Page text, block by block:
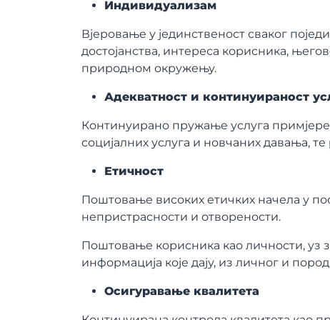
Индивидуализам
Вјеровање у јединственост сваког
достојанства, интереса корисника,
природном окружењу.
Адекватност и континуираност
Континуирано пружање услуга
социјалних услуга и новчаних давања,
Етичност
Поштовање високих етичких начела у
непристрасности и отворености.
Поштовање корисника као личности, уз
информација које дају, из личног и
Осигуравање квалитета